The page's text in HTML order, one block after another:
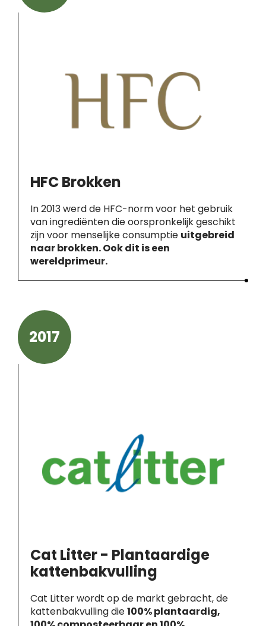
HFC Brokken
In 2013 werd de HFC-norm voor het gebruik
van ingrediënten die oorspronkelijk geschikt
zijn voor menselijke consumptie uitgebreid
naar brokken. Ook dit is een
wereldprimeur.
2017
Cat Litter - Plantaardige
kattenbakvulling
Cat Litter wordt op de markt gebracht, de
kattenbakvulling die100% plantaardig,